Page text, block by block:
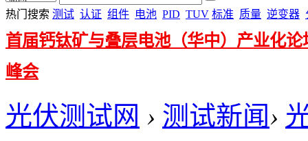
热门搜索 测试 认证 组件 电池 PID TUV 标准 质量 逆变器
首届钙钛矿与叠层电池（华中）产业化论
峰会
光伏测试网 › 测试新闻›